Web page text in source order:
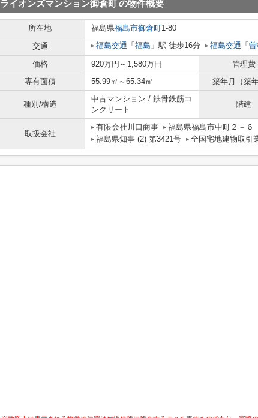
ライオンズマンション御倉町の物件概要
所在地 福島県福島市御倉町1-80
交通
福島交通 「 福島 」駅 徒歩16分 福島交通 「
価格 920万円～1,580万円
管理費
専有面積
55.99㎡～65.34㎡ 築年月（築
種別/構造
中古マンション / 鉄骨鉄筋コ
ンクリート
階建
取扱会社
有限会社川口商事
福島県福島市中町２－６
福島県知事 (2) 第3421号
全国宅地建物取引